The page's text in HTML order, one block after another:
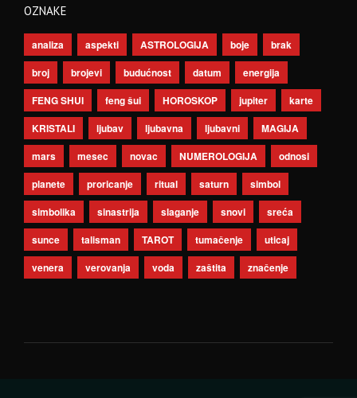
OZNAKE
analiza aspekti ASTROLOGIJA boje
brak
broj
brojevi budućnost datum
energija
FENG SHUI
feng šui HOROSKOP jupiter
karte
KRISTALI
ljubav ljubavna ljubavni
MAGIJA
mars
mesec novac NUMEROLOGIJA
odnosi
planete
proricanje ritual saturn
simbol
simbolika
sinastrija slaganje snovi
sreća
sunce
talisman TAROT tumačenje
uticaj
venera
verovanja voda zaštita značenje